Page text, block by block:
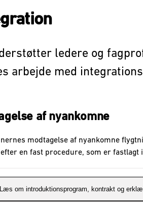
ledere og
arbejde med
af nyankomne
modtagelse af nyankomne
en fast procedure, som er fastlagt
Læs om introduktionsprogram, kontrakt og